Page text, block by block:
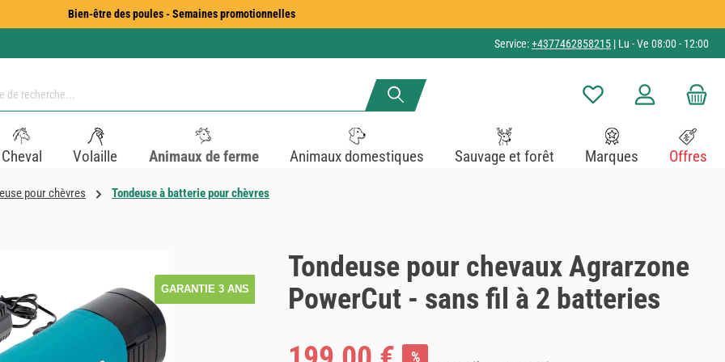
Bien-être des poules - Semaines promotionnelles
Service:+4377462858215 | Lu - Ve 08:00 - 12:00
Vous avez 0 articles dans
Cheval Volaille Animaux de ferme Animaux domestiques Sauvage et forêt Marques Offres
pour chèvres Tondeuse à batterie pour chèvres
GARANTIE 3 ANS
Tondeuse pour chevaux Agrarzone
PowerCut - sans fil à 2 batteries
Prix de vente :
%